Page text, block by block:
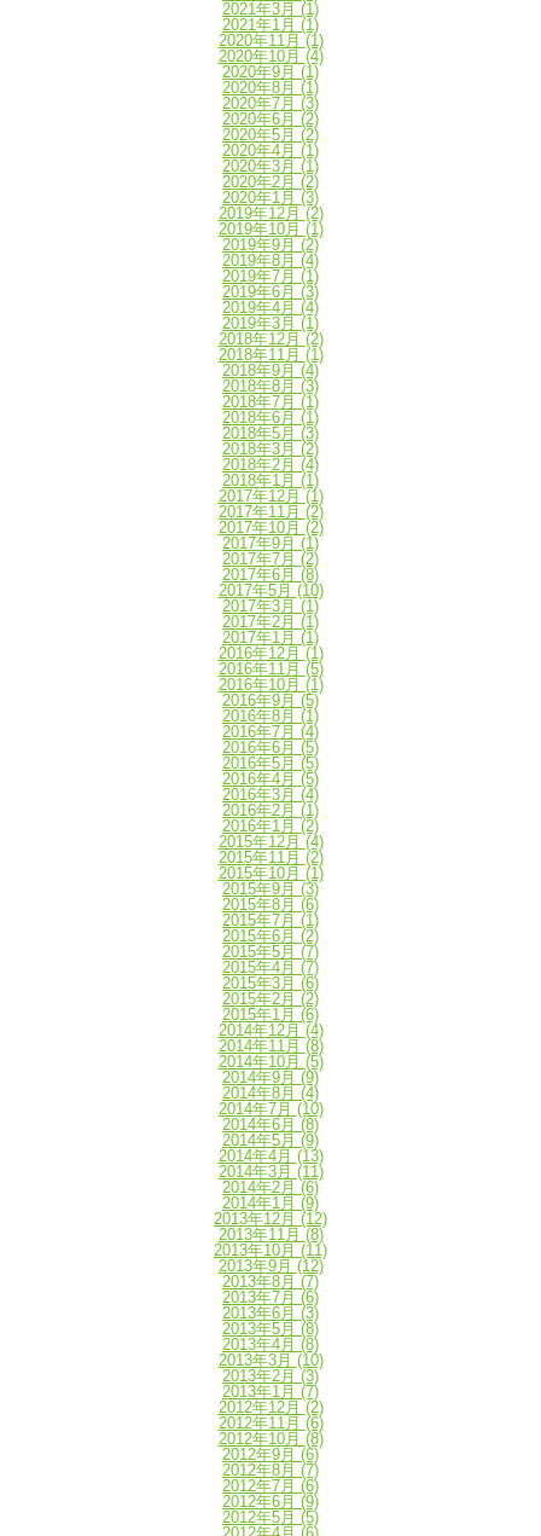
2021年3月 (1)
2021年1月 (1)
2020年11月 (1)
2020年10月 (4)
2020年9月 (1)
2020年8月 (1)
2020年7月 (3)
2020年6月 (2)
2020年5月 (2)
2020年4月 (1)
2020年3月 (1)
2020年2月 (2)
2020年1月 (3)
2019年12月 (2)
2019年10月 (1)
2019年9月 (2)
2019年8月 (4)
2019年7月 (1)
2019年6月 (3)
2019年4月 (4)
2019年3月 (1)
2018年12月 (2)
2018年11月 (1)
2018年9月 (4)
2018年8月 (3)
2018年7月 (1)
2018年6月 (1)
2018年5月 (3)
2018年3月 (2)
2018年2月 (4)
2018年1月 (1)
2017年12月 (1)
2017年11月 (2)
2017年10月 (2)
2017年9月 (1)
2017年7月 (2)
2017年6月 (8)
2017年5月 (10)
2017年3月 (1)
2017年2月 (1)
2017年1月 (1)
2016年12月 (1)
2016年11月 (5)
2016年10月 (1)
2016年9月 (5)
2016年8月 (1)
2016年7月 (4)
2016年6月 (5)
2016年5月 (5)
2016年4月 (5)
2016年3月 (4)
2016年2月 (1)
2016年1月 (2)
2015年12月 (4)
2015年11月 (2)
2015年10月 (1)
2015年9月 (3)
2015年8月 (6)
2015年7月 (1)
2015年6月 (2)
2015年5月 (7)
2015年4月 (7)
2015年3月 (6)
2015年2月 (2)
2015年1月 (6)
2014年12月 (4)
2014年11月 (8)
2014年10月 (5)
2014年9月 (9)
2014年8月 (4)
2014年7月 (10)
2014年6月 (8)
2014年5月 (9)
2014年4月 (13)
2014年3月 (11)
2014年2月 (6)
2014年1月 (9)
2013年12月 (12)
2013年11月 (8)
2013年10月 (11)
2013年9月 (12)
2013年8月 (7)
2013年7月 (6)
2013年6月 (3)
2013年5月 (8)
2013年4月 (8)
2013年3月 (10)
2013年2月 (3)
2013年1月 (7)
2012年12月 (2)
2012年11月 (6)
2012年10月 (8)
2012年9月 (6)
2012年8月 (7)
2012年7月 (6)
2012年6月 (9)
2012年5月 (5)